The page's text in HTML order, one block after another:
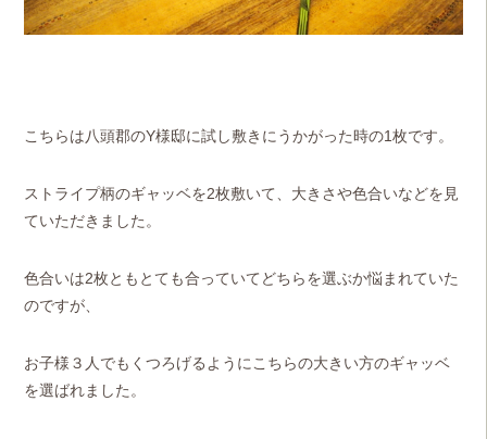
こちらは八頭郡のY様邸に試し敷きにうかがった時の1枚です。
ストライプ柄のギャッベを2枚敷いて、大きさや色合いなどを見
ていただきました。
色合いは2枚ともとても合っていてどちらを選ぶか悩まれていた
のですが、
お子様３人でもくつろげるようにこちらの大きい方のギャッベ
を選ばれました。